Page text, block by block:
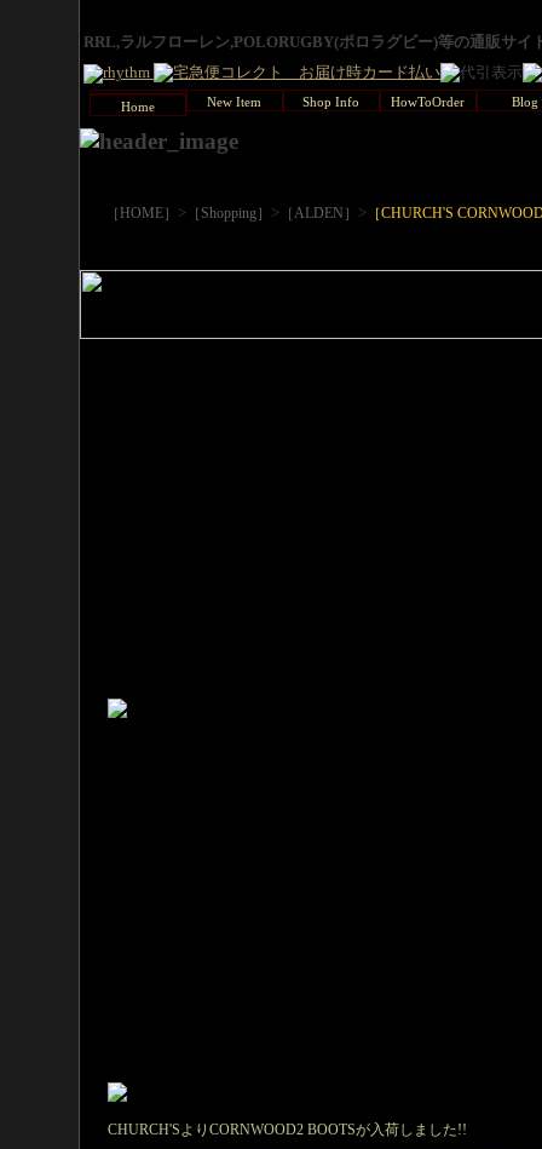
RRL,ラルフローレン,POLORUGBY(ポロラグビー)等の通販サ
Home New Item Shop Info HowToOrder Blog
［HOME］ > ［Shopping］ > ［ALDEN］ > ［CHURCH'S
CHURCH'SよりCORNWOOD2 BOOTSが入荷しました!!